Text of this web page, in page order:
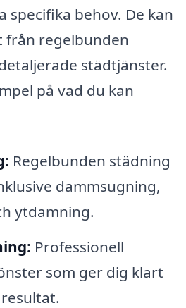
specifika behov. De kan
från regelbunden
städtjänster.
på vad du kan
Regelbunden städning
dammsugning,
ytdamning.
Professionell
som ger dig klart